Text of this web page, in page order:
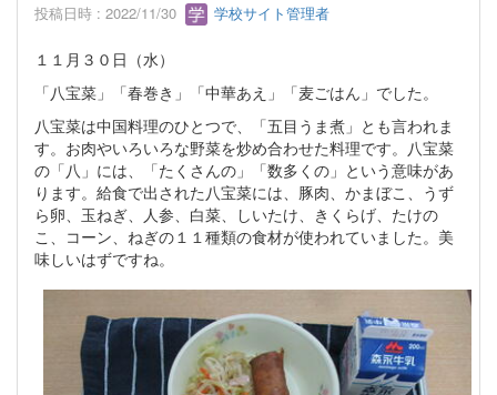
投稿日時 : 2022/11/30 学校サイト管理者
１１月３０日（水）
「八宝菜」「春巻き」「中華あえ」「麦ごはん」でした。
八宝菜は中国料理のひとつで、「五目うま煮」とも言われま
す。お肉やいろいろな野菜を炒め合わせた料理です。八宝菜
の「八」には、「たくさんの」「数多くの」という意味があ
ります。給食で出された八宝菜には、豚肉、かまぼこ、うず
ら卵、玉ねぎ、人参、白菜、しいたけ、きくらげ、たけの
こ、コーン、ねぎの１１種類の食材が使われていました。美
味しいはずですね。